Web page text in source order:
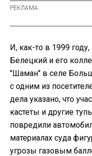
И, как-то в 1999
Белецкий и его
"Шаман" в селе
с одним из
дела указано, что
кастеты и другие
повредили
материалах суда
угрозы газовым